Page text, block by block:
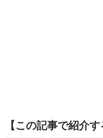
【この記事で紹介す